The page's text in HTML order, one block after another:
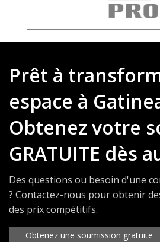
Prêt à
espace à
Obtenez votre
GRATUITE dès
Des questions ou besoin d'une
? Contactez-nous pour obtenir
des prix compétitifs.
Obtenez une soumission gratuite